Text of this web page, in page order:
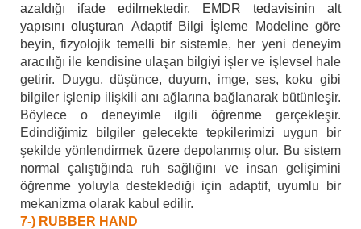
azaldığı ifade edilmektedir. EMDR tedavisinin alt
yapısını oluşturan Adaptif Bilgi İşleme Modeline göre
beyin, fizyolojik temelli bir sistemle, her yeni deneyim
aracılığı ile kendisine ulaşan bilgiyi işler ve işlevsel hale
getirir. Duygu, düşünce, duyum, imge, ses, koku gibi
bilgiler işlenip ilişkili anı ağlarına bağlanarak bütünleşir.
Böylece o deneyimle ilgili öğrenme gerçekleşir.
Edindiğimiz bilgiler gelecekte tepkilerimizi uygun bir
şekilde yönlendirmek üzere depolanmış olur. Bu sistem
normal çalıştığında ruh sağlığını ve insan gelişimini
öğrenme yoluyla desteklediği için adaptif, uyumlu bir
mekanizma olarak kabul edilir.
7-) RUBBER HAND